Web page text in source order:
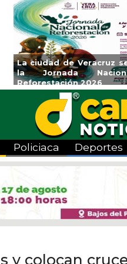
a
de
Impulsa
Venta Regreso
Policiaca Deportes
y colocan